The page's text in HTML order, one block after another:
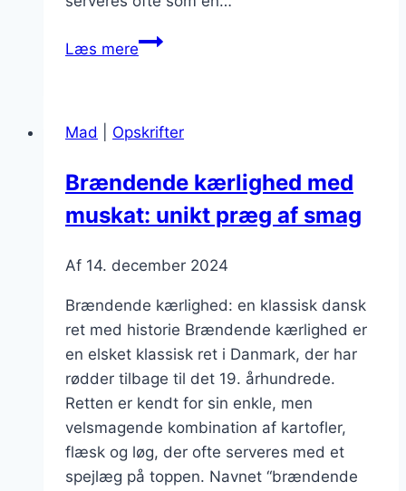
Læs mereBrændende
som
Mad Opskrifter
Brændende kærlighed med
muskat: unikt præg af smag
Af 14. december 2024
Brændende kærlighed: en klassisk dansk
ret med historie Brændende kærlighed er
en elsket klassisk ret i Danmark, der har
rødder tilbage til det 19. århundrede.
Retten er kendt for sin enkle, men
velsmagende kombination af kartofler,
flæsk og løg, der ofte serveres med et
spejlæg på toppen. Navnet “brændende